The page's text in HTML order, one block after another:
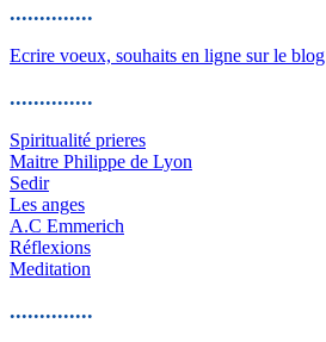
..............
Ecrire voeux, souhaits en ligne sur le blog
..............
Spiritualité prieres
Maitre Philippe de Lyon
Sedir
Les anges
A.C Emmerich
Réflexions
Meditation
..............